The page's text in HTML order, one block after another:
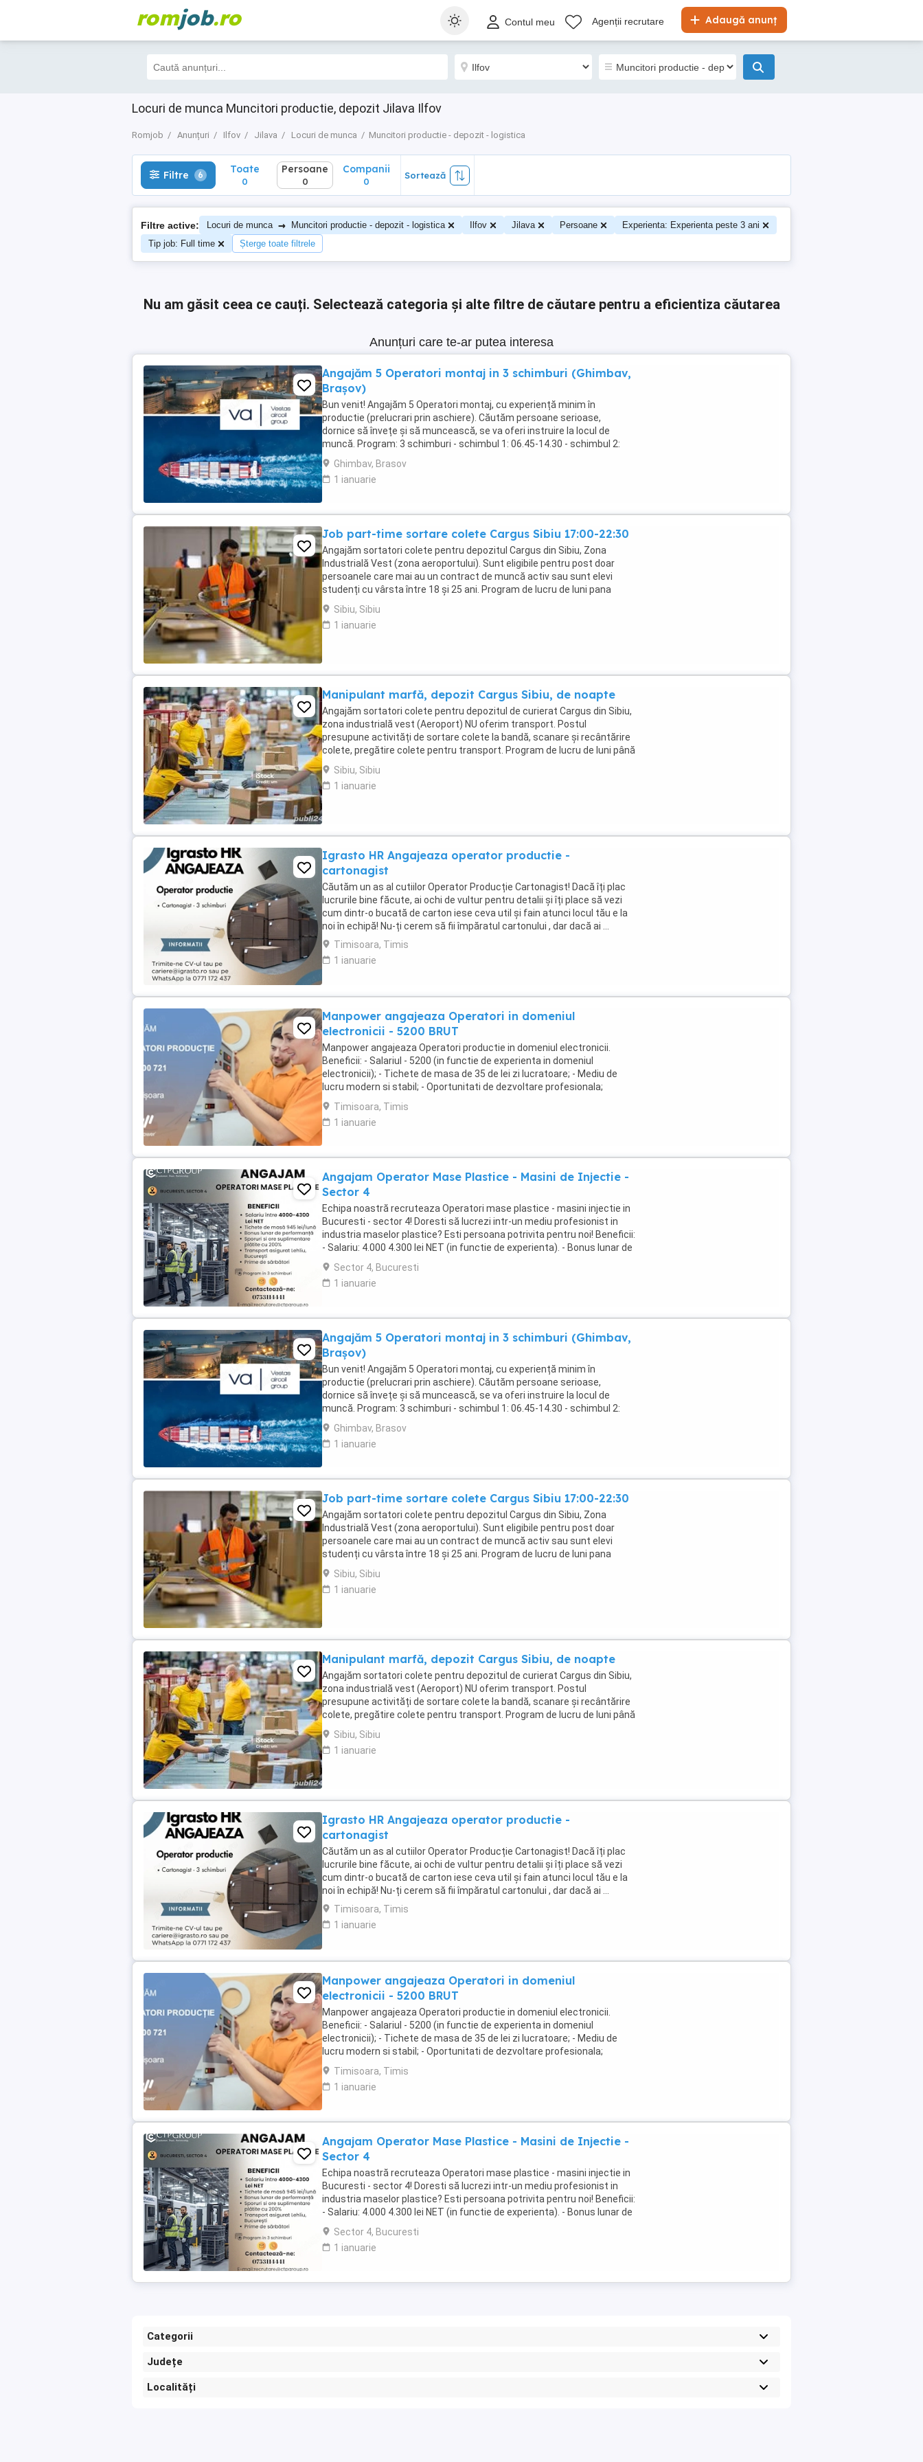
romjob.ro Adaugă anunț
Contul meu Agenții recrutare
Locuri de munca Muncitori productie, depozit Jilava Ilfov
Romjob Anunțuri Ilfov Jilava Locuri de munca Muncitori productie - depozit - logistica
Filtre 6 Toate
0
Filtre 6 Toate
0
Persoane
0
Companii
0
Sortează
Filtre active: Locuri de munca → Muncitori productie - depozit - logistica Ilfov Jilava Persoane
Experienta: Experienta peste 3 ani
Tip job: Full time
Șterge toate filtrele
Nu am găsit ceea ce cauți. Selectează categoria și alte filtre de căutare pentru a eficientiza căutarea
Anunțuri care te-ar putea interesa
Angajăm 5 Operatori montaj in 3 schimburi (Ghimbav,
Brașov)
Bun venit! Angajăm 5 Operatori montaj, cu experiență minim în
productie (prelucrari prin aschiere). Căutăm persoane serioase,
dornice să învețe și să muncească, se va oferi instruire la locul de
muncă. Program: 3 schimburi - schimbul 1: 06.45-14.30 - schimbul 2:
14.30-22.30 - schimbul 3: 22.30-6:30 ...
Ghimbav, Brasov
1 ianuarie
Job part-time sortare colete Cargus Sibiu 17:00-22:30
Angajăm sortatori colete pentru depozitul Cargus din Sibiu, Zona
Industrială Vest (zona aeroportului). Sunt eligibile pentru post doar
persoanele care mai au un contract de muncă activ sau sunt elevi
studenți cu vârsta între 18 și 25 ani. Program de lucru de luni pana
vineri, part-time 5 ore in intervalul ...
Sibiu, Sibiu
1 ianuarie
Manipulant marfă, depozit Cargus Sibiu, de noapte
Angajăm sortatori colete pentru depozitul de curierat Cargus din Sibiu,
zona industrială vest (Aeroport) NU oferim transport. Postul
presupune activități de sortare colete la bandă, scanare și recântărire
colete, pregătire colete pentru transport. Program de lucru de luni până
vineri, de la 22.30 ...
Sibiu, Sibiu
1 ianuarie
Igrasto HR Angajeaza operator productie -
cartonagist
Căutăm un as al cutiilor Operator Producție Cartonagist! Dacă îți plac
lucrurile bine făcute, ai ochi de vultur pentru detalii și îți place să vezi
cum dintr-o bucată de carton iese ceva util și fain atunci locul tău e la
noi în echipă! Nu-ți cerem să fii împăratul cartonului , dar dacă ai ...
Timisoara, Timis
1 ianuarie
Manpower angajeaza Operatori in domeniul
electronicii - 5200 BRUT
Manpower angajeaza Operatori productie in domeniul electronicii.
Beneficii: - Salariul - 5200 (in functie de experienta in domeniul
electronicii); - Tichete de masa de 35 de lei zi lucratoare; - Mediu de
lucru modern si stabil; - Oportunitati de dezvoltare profesionala;
Transportul este asigurat ...
Timisoara, Timis
1 ianuarie
Angajam Operator Mase Plastice - Masini de Injectie -
Sector 4
Echipa noastră recruteaza Operatori mase plastice - masini injectie in
Bucuresti - sector 4! Doresti să lucrezi intr-un mediu profesionist in
industria maselor plastice? Esti persoana potrivita pentru noi! Beneficii:
- Salariu: 4.000 4.300 lei NET (in functie de experienta). - Bonus lunar de
performanta: ...
Sector 4, Bucuresti
1 ianuarie
Angajăm 5 Operatori montaj in 3 schimburi (Ghimbav,
Brașov)
Bun venit! Angajăm 5 Operatori montaj, cu experiență minim în
productie (prelucrari prin aschiere). Căutăm persoane serioase,
dornice să învețe și să muncească, se va oferi instruire la locul de
muncă. Program: 3 schimburi - schimbul 1: 06.45-14.30 - schimbul 2:
14.30-22.30 - schimbul 3: 22.30-6:30 ...
Ghimbav, Brasov
1 ianuarie
Job part-time sortare colete Cargus Sibiu 17:00-22:30
Angajăm sortatori colete pentru depozitul Cargus din Sibiu, Zona
Industrială Vest (zona aeroportului). Sunt eligibile pentru post doar
persoanele care mai au un contract de muncă activ sau sunt elevi
studenți cu vârsta între 18 și 25 ani. Program de lucru de luni pana
vineri, part-time 5 ore in intervalul ...
Sibiu, Sibiu
1 ianuarie
Manipulant marfă, depozit Cargus Sibiu, de noapte
Angajăm sortatori colete pentru depozitul de curierat Cargus din Sibiu,
zona industrială vest (Aeroport) NU oferim transport. Postul
presupune activități de sortare colete la bandă, scanare și recântărire
colete, pregătire colete pentru transport. Program de lucru de luni până
vineri, de la 22.30 ...
Sibiu, Sibiu
1 ianuarie
Igrasto HR Angajeaza operator productie -
cartonagist
Căutăm un as al cutiilor Operator Producție Cartonagist! Dacă îți plac
lucrurile bine făcute, ai ochi de vultur pentru detalii și îți place să vezi
cum dintr-o bucată de carton iese ceva util și fain atunci locul tău e la
noi în echipă! Nu-ți cerem să fii împăratul cartonului , dar dacă ai ...
Timisoara, Timis
1 ianuarie
Manpower angajeaza Operatori in domeniul
electronicii - 5200 BRUT
Manpower angajeaza Operatori productie in domeniul electronicii.
Beneficii: - Salariul - 5200 (in functie de experienta in domeniul
electronicii); - Tichete de masa de 35 de lei zi lucratoare; - Mediu de
lucru modern si stabil; - Oportunitati de dezvoltare profesionala;
Transportul este asigurat ...
Timisoara, Timis
1 ianuarie
Angajam Operator Mase Plastice - Masini de Injectie -
Sector 4
Echipa noastră recruteaza Operatori mase plastice - masini injectie in
Bucuresti - sector 4! Doresti să lucrezi intr-un mediu profesionist in
industria maselor plastice? Esti persoana potrivita pentru noi! Beneficii:
- Salariu: 4.000 4.300 lei NET (in functie de experienta). - Bonus lunar de
performanta: ...
Sector 4, Bucuresti
1 ianuarie
Categorii
Județe
Localități